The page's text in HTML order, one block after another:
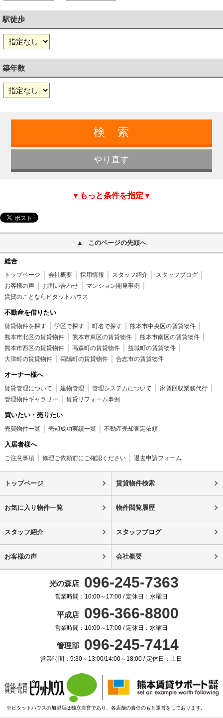
駅徒歩
築年数
▼もっと条件を指定▼
このページの先頭へ
総合
トップページ 会社概要 採用情報 スタッフ紹介
スタッフブログ
お客様の声
お問い合わせ
マンション開発事例
賃貸のことならピタットハウス
不動産を借りたい
賃貸物件を探す 学区で探す 町名で探す
熊本市中央区の賃貸物件
熊本市北区の賃貸物件
熊本市東区の賃貸物件
熊本市南区の賃貸物件
熊本市西区の賃貸物件
高森町の賃貸物件
益城町の賃貸物件
大津町の賃貸物件
菊陽町の賃貸物件 合志市の賃貸物件
オーナー様へ
賃貸管理について 建物管理 管理システムについて
家賃回収業務代行
管理物件ギャラリー
賃貸リフォーム事例
買いたい・売りたい
売買物件一覧 売却成功実績一覧 不動産売却査定依頼
入居者様へ
ご注意事項 修理ご依頼前にご確認ください 退去申請フォーム
トップページ 賃貸物件検索
お気に入り物件一覧 物件閲覧履歴
スタッフ紹介 スタッフブログ
お客様の声 会社概要
光の森店 096-245-7363
営業時間：10:00～17:00 / 定休日：水曜日
平成店 096-366-8800
営業時間：10:00～17:00 / 定休日：水曜日
管理部 096-245-7414
営業時間：9:30～13:00/14:00～18:00 / 定休日：土日
※ピタットハウスの加盟店は独立自営であり、各店舗の責任のもと運営をしております。